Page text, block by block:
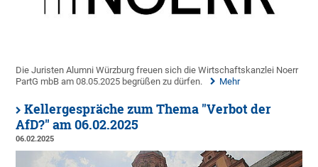
Die Juristen Alumni Würzburg freuen sich die Wirtschaftskanzlei Noerr
PartG mbB am 08.05.2025 begrüßen zu dürfen.
Mehr
Kellergespräche zum Thema "Verbot der
AfD?" am 06.02.2025
06.02.2025